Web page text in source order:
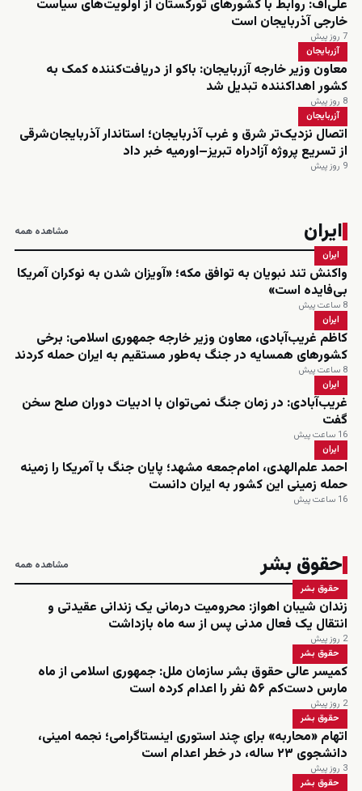
علی‌اف: روابط با کشورهای تورکستان از اولویت‌های سیاست
خارجی آذربایجان است
7 روز پیش
آزربایجان
معاون وزیر خارجه آزربایجان: باکو از دریافت‌کننده کمک به
کشور اهداکننده تبدیل شد
8 روز پیش
آزربایجان
اتصال نزدیک‌تر شرق و غرب آذربایجان؛ استاندار آذربایجان‌شرقی
از تسریع پروژه آزادراه تبریز–اورمیه خبر داد
9 روز پیش
ایران مشاهده همه
ایران
واکنش تند نبویان به توافق مکه؛ «آویزان شدن به نوکران آمریکا
بی‌فایده است»
8 ساعت پیش
ایران
کاظم غریب‌آبادی، معاون وزیر خارجه جمهوری اسلامی: برخی
کشورهای همسایه در جنگ به‌طور مستقیم به ایران حمله کردند
8 ساعت پیش
ایران
غریب‌آبادی: در زمان جنگ نمی‌توان با ادبیات دوران صلح سخن
گفت
16 ساعت پیش
ایران
احمد علم‌الهدی، امام‌جمعه مشهد؛ پایان جنگ با آمریکا را زمینه
حمله زمینی این کشور به ایران دانست
16 ساعت پیش
حقوق بشر مشاهده همه
حقوق بشر
زندان شیبان اهواز: محرومیت درمانی یک زندانی عقیدتی و
انتقال یک فعال مدنی پس از سه ماه بازداشت
2 روز پیش
حقوق بشر
کمیسر عالی حقوق بشر سازمان ملل: جمهوری اسلامی از ماه
مارس دست‌کم ۵۶ نفر را اعدام کرده است
2 روز پیش
حقوق بشر
اتهام «محاربه» برای چند استوری اینستاگرامی؛ نجمه امینی،
دانشجوی ۲۳ ساله، در خطر اعدام است
3 روز پیش
حقوق بشر